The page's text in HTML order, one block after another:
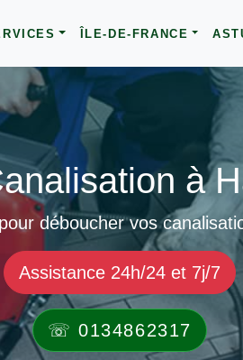
ÎLE-DE-FRANCE
à
déboucher vos
Assistance 24h/24 et 7j/7
☏ 0134862317